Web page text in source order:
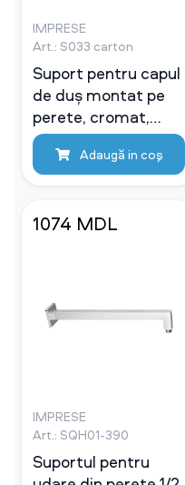
IMPRESE
Art.: S033 carton
Suport pentru capul
de duș montat pe
perete, cromat,
mare, reglabil la 360
°
Adaugă in coş
1074 MDL
IMPRESE
Art.: SQH01-390
Suportul pentru